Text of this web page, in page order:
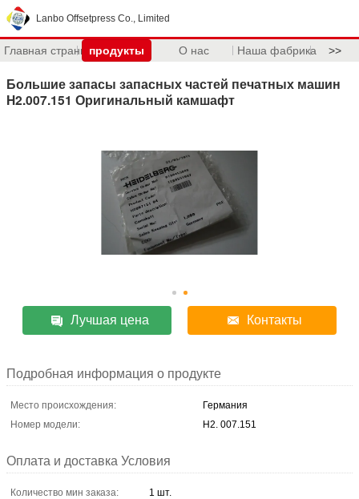
Lanbo Offsetpress Co., Limited
Главная страницапродукты О нас Наша фабрика >>
Большие запасы запасных частей печатных машин
H2.007.151 Оригинальный камшафт
Лучшая цена Контакты
Подробная информация о продукте
Место происхождения:
Германия
Номер модели:
H2. 007.151
Оплата и доставка Условия
Количество мин заказа:
1 шт.